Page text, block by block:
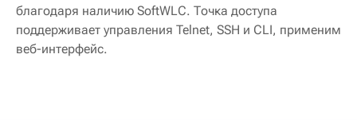
благодаря наличию SoftWLC. Точка доступа
поддерживает управления Telnet, SSH и CLI, применим
веб-интерфейс.